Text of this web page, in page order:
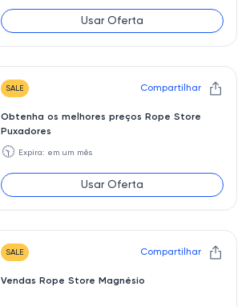
Usar Oferta
SALE Compartilhar
Obtenha os melhores preços Rope Store
Puxadores
🕥 Expira: em um mês
Usar Oferta
SALE Compartilhar
Vendas Rope Store Magnésio